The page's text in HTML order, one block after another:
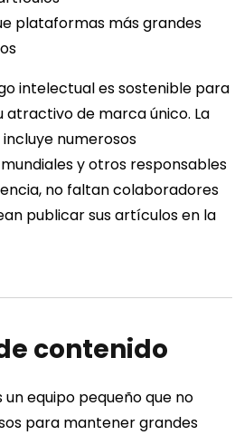
plataformas más grandes
intelectual es sostenible para
atractivo de marca único. La
numerosos
y otros responsables
no faltan colaboradores
publicar sus artículos en la
contenido
un equipo pequeño que no
para mantener grandes